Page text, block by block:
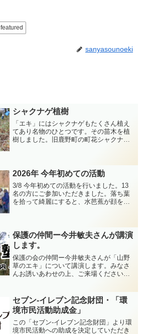
featured
sanyasounoeki
シャクナゲ植樹
「エキ」にはシャクナゲもたくさん植え
てあり名物のひとつです。その苗木を植
樹しました。旧鹿野町の町花シャクナゲ
草のエキに３０本を植樹しました。植樹
には協会会員や緑の少年隊...
2026年 今年初めての活動
3/8 今年初めての活動を行いました。13
名の方にご参加いただきました。落ち葉
を拾って綺麗にすると、水芭蕉が顔をみ
保護の仲間ー今井敏夫さんが講演
します。
保護の会の仲間ー今井敏夫さんが「山野
草のエキ」について講演します。みなさ
んお誘いあわせの上、ご来場ください。
セブン-イレブン記念財団・「環
境市民活動助成金」
この「セブン-イレブン記念財団」より環
境市民活動への助成を決定していただき